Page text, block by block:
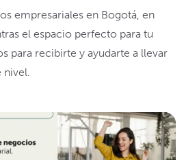
empresariales en Bogotá, en
el espacio perfecto para tu
para recibirte y ayudarte a llevar
nivel.